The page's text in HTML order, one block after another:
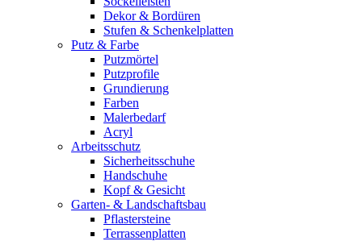
Dekor & Bordüren
Stufen & Schenkelplatten
Putz & Farbe
Putzmörtel
Putzprofile
Grundierung
Farben
Malerbedarf
Acryl
Arbeitsschutz
Sicherheitsschuhe
Handschuhe
Kopf & Gesicht
Garten- & Landschaftsbau
Pflastersteine
Terrassenplatten